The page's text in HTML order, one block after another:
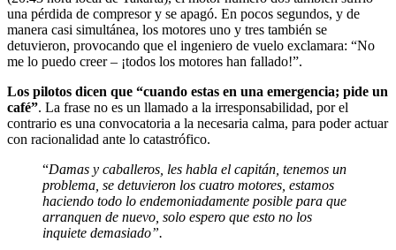
una pérdida de compresor y se apagó. En pocos segundos, y de
manera casi simultánea, los motores uno y tres también se
detuvieron, provocando que el ingeniero de vuelo exclamara: “No
me lo puedo creer – ¡todos los motores han fallado!”.
Los pilotos dicen que “cuando estas en una emergencia; pide un
café”. La frase no es un llamado a la irresponsabilidad, por el
contrario es una convocatoria a la necesaria calma, para poder actuar
con racionalidad ante lo catastrófico.
“Damas y caballeros, les habla el capitán, tenemos un
problema, se detuvieron los cuatro motores, estamos
haciendo todo lo endemoniadamente posible para que
arranquen de nuevo, solo espero que esto no los
inquiete demasiado”.